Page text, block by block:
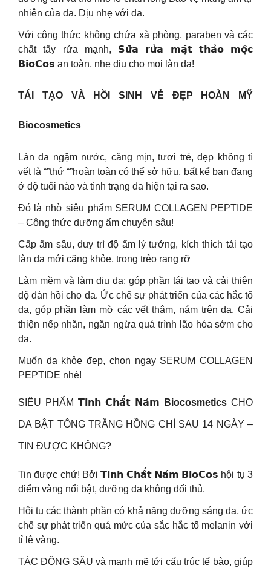
nhiên của da. Dịu nhẹ với da.
Với công thức không chứa xà phòng, paraben và các
chất tẩy rửa mạnh, 𝗦𝘂̛̃𝗮 𝗿𝘂̛̉𝗮 𝗺𝗮̣̆𝘁 𝘁𝗵𝗮̉𝗼 𝗺𝗼̣̂𝗰
𝗕𝗶𝗼𝗖𝗼𝘀 an toàn, nhẹ dịu cho mọi làn da!
TÁI TẠO VÀ HỒI SINH VẺ ĐẸP HOÀN MỸ
Biocosmetics
Làn da ngậm nước, căng mịn, tươi trẻ, đẹp không tì
vết là “”thứ “”hoàn toàn có thể sở hữu, bất kể bạn đang
ở độ tuổi nào và tình trạng da hiện tại ra sao.
Đó là nhờ siêu phẩm SERUM COLLAGEN PEPTIDE
– Công thức dưỡng ẩm chuyên sâu!
Cấp ẩm sâu, duy trì độ ẩm lý tưởng, kích thích tái tạo
làn da mới căng khỏe, trong trẻo rạng rỡ
Làm mềm và làm dịu da; góp phần tái tạo và cải thiện
độ đàn hồi cho da. Ức chế sự phát triển của các hắc tố
da, góp phần làm mờ các vết thâm, nám trên da. Cải
thiện nếp nhăn, ngăn ngừa quá trình lão hóa sớm cho
da.
Muốn da khỏe đẹp, chọn ngay SERUM COLLAGEN
PEPTIDE nhé!
SIÊU PHẨM 𝗧𝗶𝗻𝗵 𝗖𝗵𝗮̂́𝘁 𝗡𝗮́𝗺 Biocosmetics CHO
DA BẬT TÔNG TRẮNG HỒNG CHỈ SAU 14 NGÀY –
TIN ĐƯỢC KHÔNG?
Tin được chứ! Bởi 𝗧𝗶𝗻𝗵 𝗖𝗵𝗮̂́𝘁 𝗡𝗮́𝗺 𝗕𝗶𝗼𝗖𝗼𝘀 hội tụ 3
điểm vàng nổi bật, dưỡng da không đối thủ.
Hội tụ các thành phần có khả năng dưỡng sáng da, ức
chế sự phát triển quá mức của sắc hắc tố melanin với
tỉ lệ vàng.
TÁC ĐỘNG SÂU và mạnh mẽ tới cấu trúc tế bào, giúp